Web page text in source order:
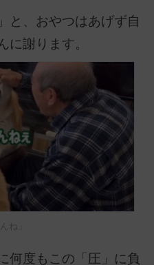
と、おやつはあげず自
に謝ります。
ね」
何度もこの「圧」に負